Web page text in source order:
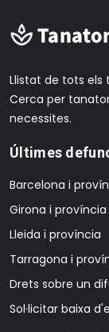
Llistat de tots els
Cerca per
necessites.
Últimes
Barcelona i
Girona i província
Lleida i província
Tarragona i
Drets sobre un
Sol·licitar baixa